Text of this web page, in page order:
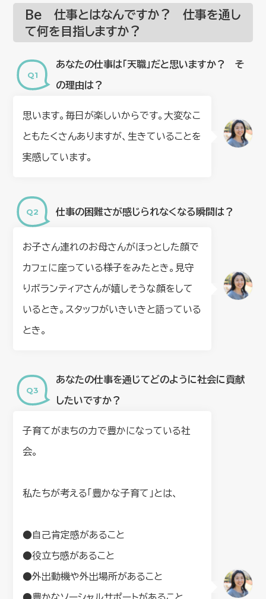
Be 仕事とはなんですか？ 仕事を通し
て何を目指しますか？
あなたの仕事は「天職」だと思いますか？ そ
の理由は？
思います。毎日が楽しいからです。大変なこ
ともたくさんありますが、生きていることを
実感しています。
仕事の困難さが感じられなくなる瞬間は？
お子さん連れのお母さんがほっとした顔で
カフェに座っている様子をみたとき。見守
りボランティアさんが嬉しそうな顔をして
いるとき。スタッフがいきいきと語っている
とき。
あなたの仕事を通じてどのように社会に貢献
したいですか？
子育てがまちの力で豊かになっている社
会。
私たちが考える「豊かな子育て」とは、
●自己肯定感があること
●役立ち感があること
●外出動機や外出場所があること